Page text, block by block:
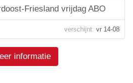
Friesland vrijdag ABO
verschijnt: vr 14-08
informatie